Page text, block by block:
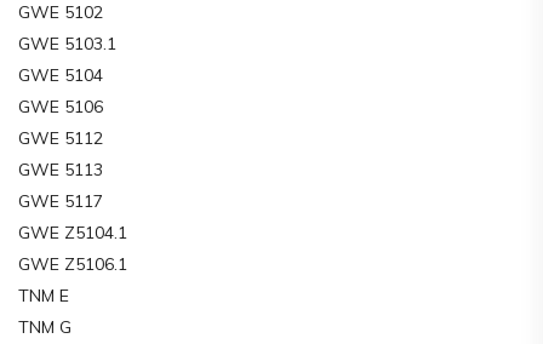
GWE 5102
GWE 5103.1
GWE 5104
GWE 5106
GWE 5112
GWE 5113
GWE 5117
GWE Z5104.1
GWE Z5106.1
TNM E
TNM G